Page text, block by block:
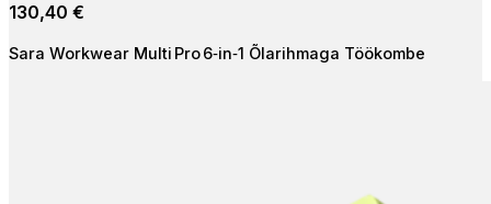
130,40 €
Sara Workwear Multi Pro 6‑in‑1 Õlarihmaga Töökombe